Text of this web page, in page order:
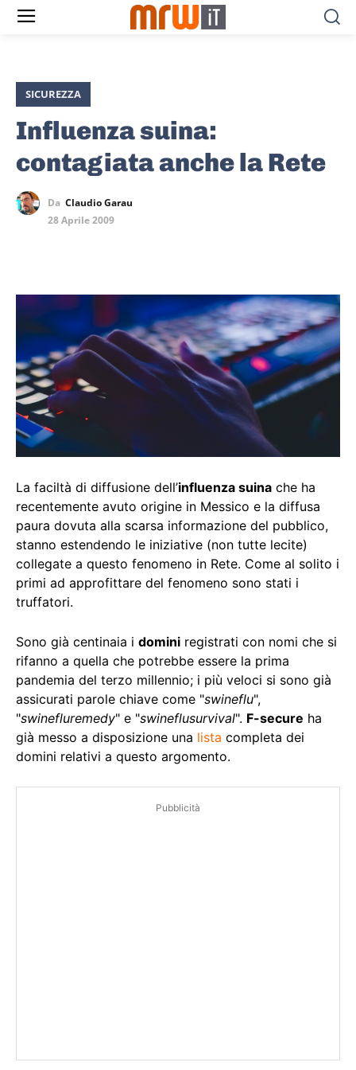
SICUREZZA
Influenza suina:
contagiata anche la Rete
Da Claudio Garau
28 Aprile 2009
La faciltà di diffusione dell’influenza suina che ha
recentemente avuto origine in Messico e la diffusa
paura dovuta alla scarsa informazione del pubblico,
stanno estendendo le iniziative (non tutte lecite)
collegate a questo fenomeno in Rete. Come al solito i
primi ad approfittare del fenomeno sono stati i
truffatori.
Sono già centinaia i domini registrati con nomi che si
rifanno a quella che potrebbe essere la prima
pandemia del terzo millennio; i più veloci si sono già
assicurati parole chiave come "swineflu",
"swinefluremedy" e "swineflusurvival". F-secure ha
già messo a disposizione una lista completa dei
domini relativi a questo argomento.
Pubblicità